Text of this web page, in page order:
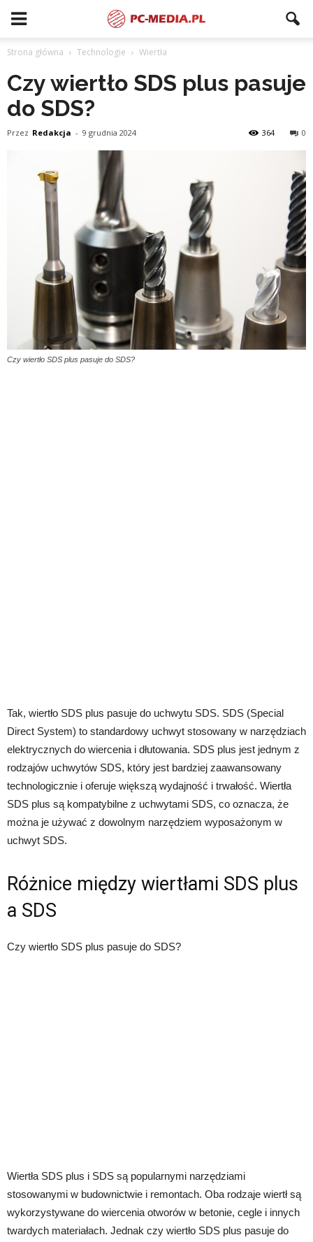
Strona główna Technologie Wiertła
Czy wiertło SDS plus pasuje
do SDS?
Przez Redakcja - 9 grudnia 2024 0
364
Czy wiertło SDS plus pasuje do SDS?
Tak, wiertło SDS plus pasuje do uchwytu SDS. SDS (Special
Direct System) to standardowy uchwyt stosowany w narzędziach
elektrycznych do wiercenia i dłutowania. SDS plus jest jednym z
rodzajów uchwytów SDS, który jest bardziej zaawansowany
technologicznie i oferuje większą wydajność i trwałość. Wiertła
SDS plus są kompatybilne z uchwytami SDS, co oznacza, że
można je używać z dowolnym narzędziem wyposażonym w
uchwyt SDS.
Różnice między wiertłami SDS plus
a SDS
Czy wiertło SDS plus pasuje do SDS?
Wiertła SDS plus i SDS są popularnymi narzędziami
stosowanymi w budownictwie i remontach. Oba rodzaje wiertł są
wykorzystywane do wiercenia otworów w betonie, cegle i innych
twardych materiałach. Jednak czy wiertło SDS plus pasuje do